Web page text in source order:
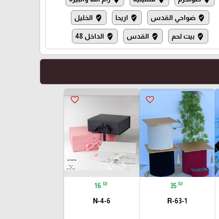
where_to_vote ضواحي القدس where_to_vote اريحا where_to_vote الخليل
where_to_vote بيت لحم where_to_vote القدس where_to_vote الداخل 48
favorite_border
35 ₪
R-63-1
favorite_border
16 ₪
N-4-6